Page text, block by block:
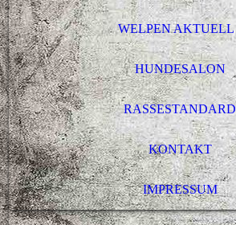
WELPEN AKTUELL
HUNDESALON
RASSESTANDARD
KONTAKT
IMPRESSUM